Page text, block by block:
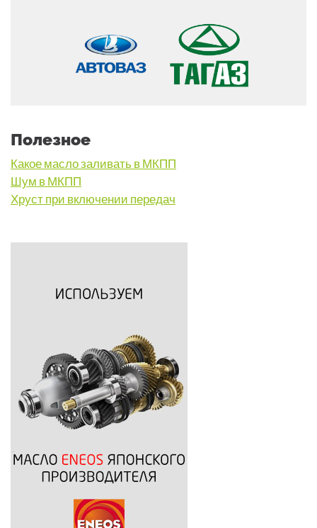
Полезное
Какое масло заливать в МКПП
Шум в МКПП
Хруст при включении передач